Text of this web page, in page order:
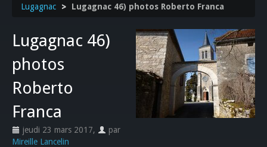
Lugagnac
> Lugagnac 46) photos Roberto Franca
Lugagnac 46)
photos
Roberto
Franca
jeudi 23 mars 2017,
par
Mireille Lancelin